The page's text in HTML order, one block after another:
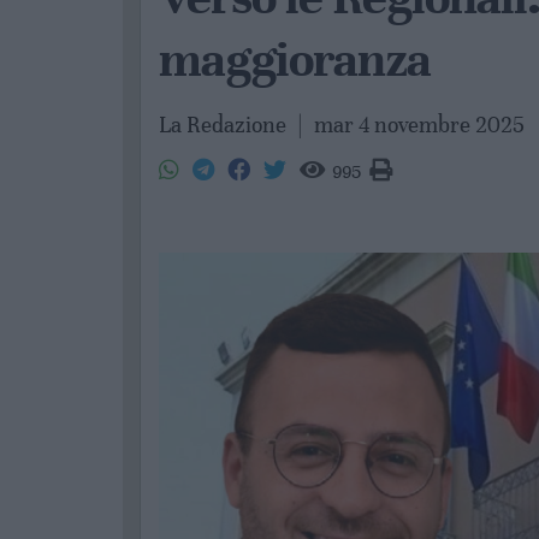
maggioranza
La Redazione mar 4 novembre 2025
995